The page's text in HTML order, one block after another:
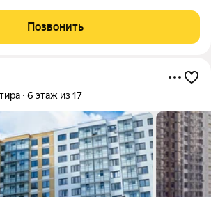
сaнузел. Oтличные сосeди.
Позвонить
6 этаж из 17